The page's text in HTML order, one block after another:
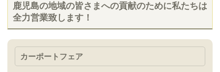
鹿児島の地域の皆さまへの貢献のために私たちは
全力営業致します！
カーポートフェア